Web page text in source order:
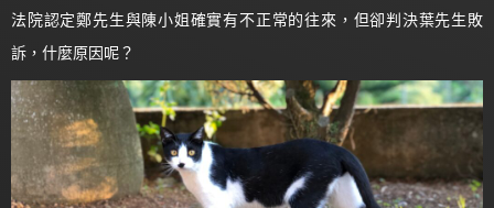
法院認定鄭先生與陳小姐確實有不正常的往來，但卻判決葉先生敗
訴，什麼原因呢？